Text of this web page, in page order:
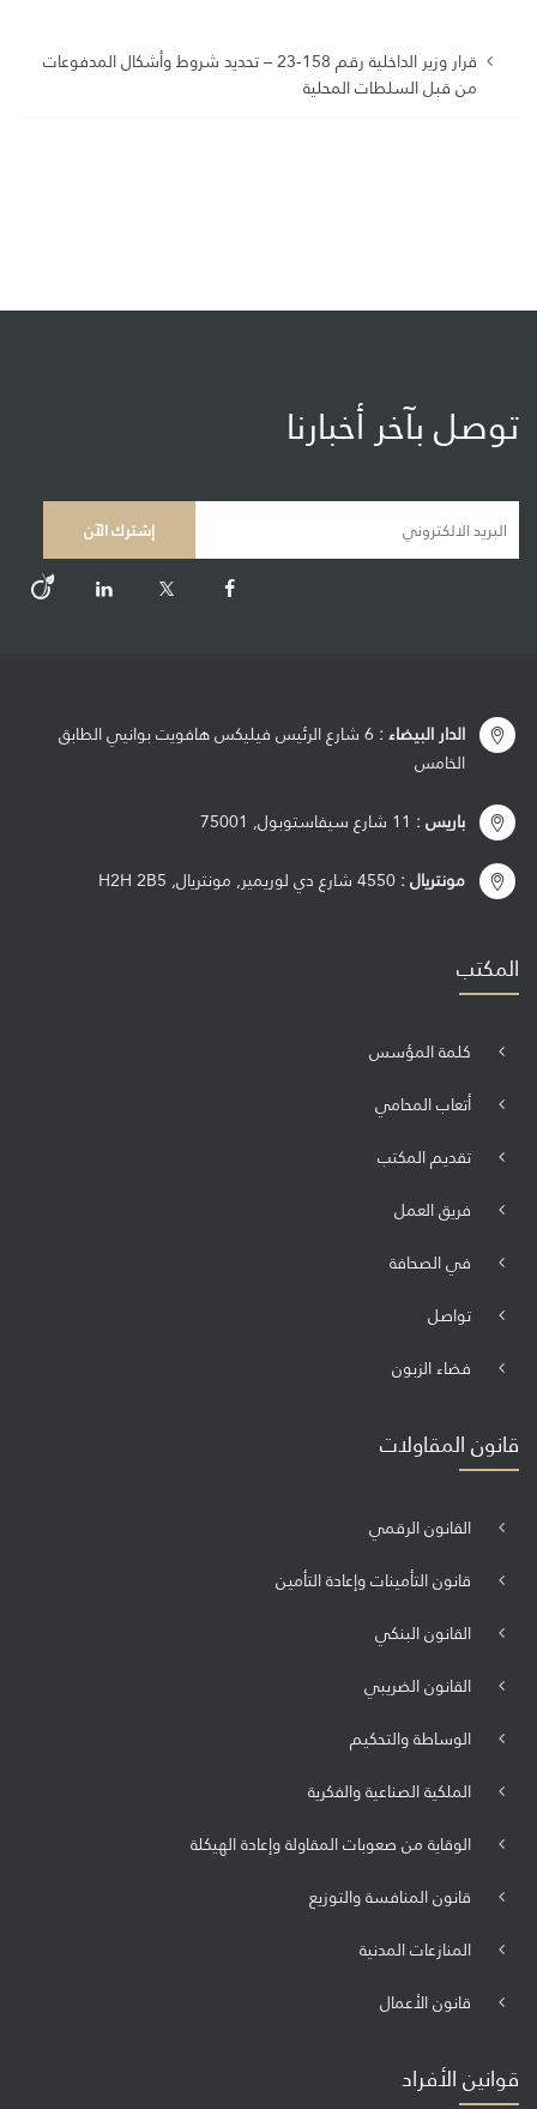
قرار وزير الداخلية رقم 158-23 – تحديد شروط وأشكال المدفوعات
من قبل السلطات المحلية
توصل بآخر أخبارنا
الدار البيضاء :
6 شارع الرئيس فيليكس هافويت بوانيي الطابق
الخامس
باريس : 11 شارع سيفاستوبول, 75001
مونتريال :4550 شارع دي لوريمير, مونتريال, H2H 2B5
المكتب
كلمة المؤسس
أتعاب المحامي
تقديم المكتب
فريق العمل
في الصحافة
تواصل
فضاء الزبون
قانون المقاولات
القانون الرقمي
قانون التأمينات وإعادة التأمين
القانون البنكي
القانون الضريبي
الوساطة والتحكيم
الملكية الصناعية والفكرية
الوقاية من صعوبات المقاولة وإعادة الهيكلة
قانون المنافسة والتوزيع
المنازعات المدنية
قانون الأعمال
قوانين الأفراد